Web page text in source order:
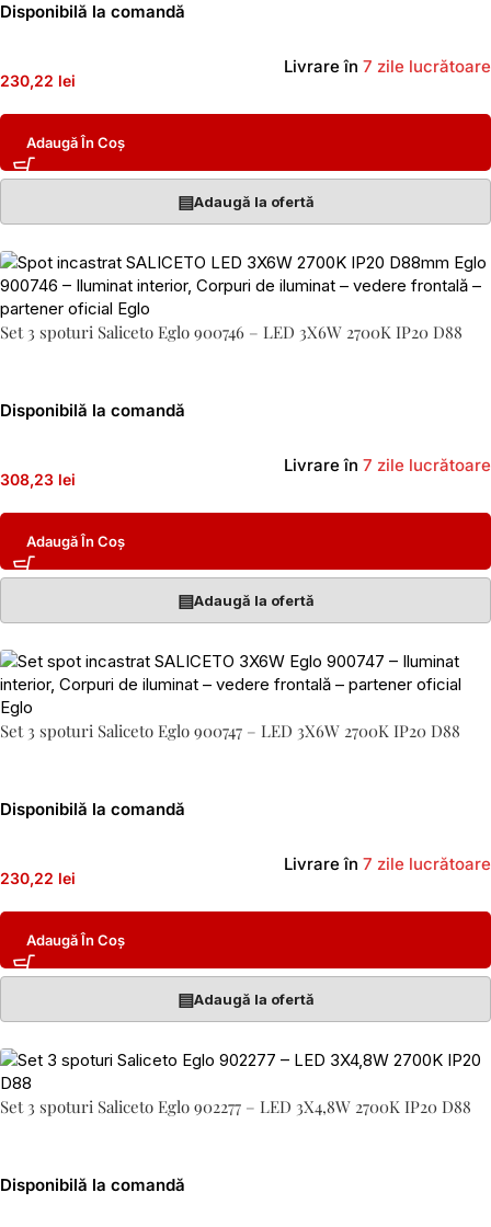
Disponibilă la comandă
230,22 lei
Livrare în 7 zile lucrătoare
Adaugă În Coș
▤Adaugă la ofertă
Set 3 spoturi Saliceto Eglo 900746 – LED 3X6W 2700K IP20 D88
Disponibilă la comandă
308,23 lei
Livrare în 7 zile lucrătoare
Adaugă În Coș
▤Adaugă la ofertă
Set 3 spoturi Saliceto Eglo 900747 – LED 3X6W 2700K IP20 D88
Disponibilă la comandă
230,22 lei
Livrare în 7 zile lucrătoare
Adaugă În Coș
▤Adaugă la ofertă
Set 3 spoturi Saliceto Eglo 902277 – LED 3X4,8W 2700K IP20 D88
Disponibilă la comandă